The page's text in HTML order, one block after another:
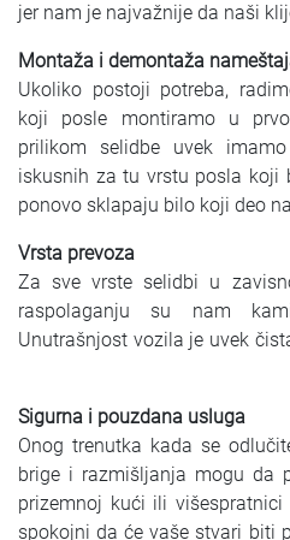
jer nam je najvažnije da naši
Montaža i demontaža
Ukoliko postoji potreba,
koji posle montiramo u
prilikom selidbe uvek
iskusnih za tu vrstu posla koji
ponovo sklapaju bilo koji deo
Vrsta prevoza
Za sve vrste selidbi u
raspolaganju su nam
Unutrašnjost vozila je uvek
Sigurna i pouzdana usluga
Onog trenutka kada se
brige i razmišljanja mogu da
prizemnoj kući ili
spokojni da će vaše stvari biti